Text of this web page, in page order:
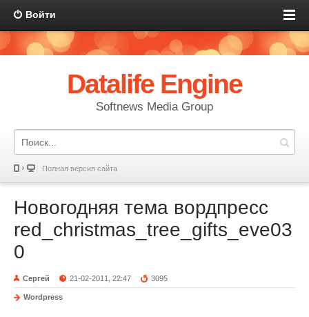
Войти
Datalife Engine
Softnews Media Group
Полная версия сайта
Новогодняя тема вордпресс
red_christmas_tree_gifts_eve03
0
Сергей 21-02-2011, 22:47 3095
Wordpress